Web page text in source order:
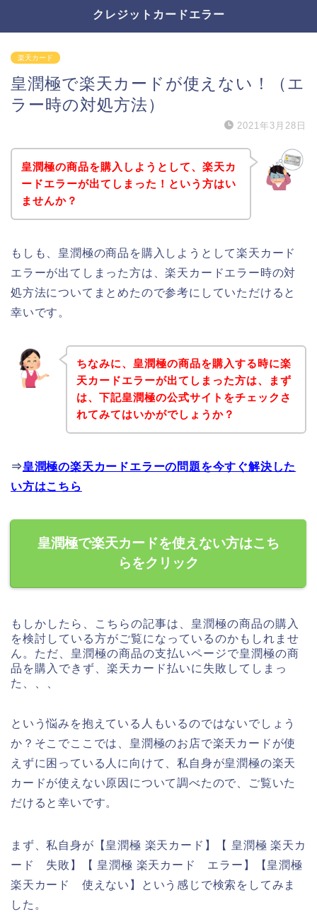
クレジットカードエラー
楽天カード
皇潤極で楽天カードが使えない！（エ
ラー時の対処方法）
2021年3月28日
皇潤極の商品を購入しようとして、楽天カ
ードエラーが出てしまった！という方はい
ませんか？
もしも、皇潤極の商品を購入しようとして楽天カード
エラーが出てしまった方は、楽天カードエラー時の対
処方法についてまとめたので参考にしていただけると
幸いです。
ちなみに、皇潤極の商品を購入する時に楽
天カードエラーが出てしまった方は、まず
は、下記皇潤極の公式サイトをチェックさ
れてみてはいかがでしょうか？
⇒皇潤極の楽天カードエラーの問題を今すぐ解決した
い方はこちら
皇潤極で楽天カードを使えない方はこち
らをクリック
もしかしたら、こちらの記事は、皇潤極の商品の購入
を検討している方がご覧になっているのかもしれませ
ん。ただ、皇潤極の商品の支払いページで皇潤極の商
品を購入できず、楽天カード払いに失敗してしまっ
た、、、
という悩みを抱えている人もいるのではないでしょう
か？そこでここでは、皇潤極のお店で楽天カードが使
えずに困っている人に向けて、私自身が皇潤極の楽天
カードが使えない原因について調べたので、ご覧いた
だけると幸いです。
まず、私自身が【皇潤極 楽天カード】【 皇潤極 楽天カ
ード 失敗】【 皇潤極 楽天カード エラー】【皇潤極
楽天カード 使えない】という感じで検索をしてみま
した。